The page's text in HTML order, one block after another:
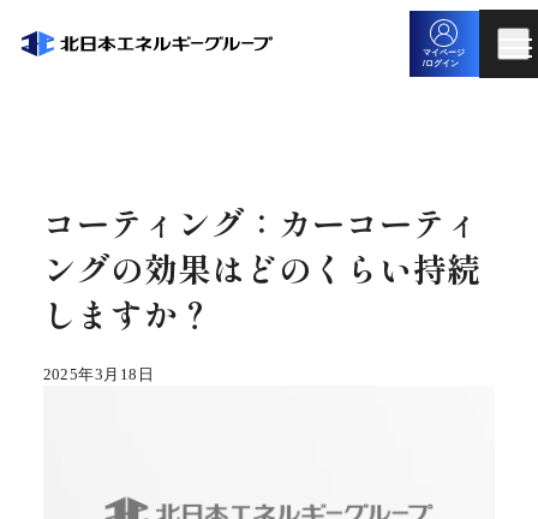
マイページ
/ログイン
コーティング：カーコーティ
ングの効果はどのくらい持続
しますか？
2025年3月18日